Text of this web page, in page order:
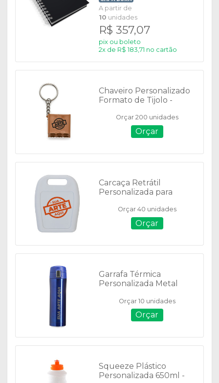
A partir de
10 unidades
R$ 357,07
pix ou boleto
2x de R$ 183,71 no cartão
Chaveiro Personalizado
Formato de Tijolo -
Orçar 200 unidades
Orçar
Carcaça Retrátil
Personalizada para
Orçar 40 unidades
Orçar
Garrafa Térmica
Personalizada Metal
Orçar 10 unidades
Orçar
Squeeze Plástico
Personalizada 650ml -